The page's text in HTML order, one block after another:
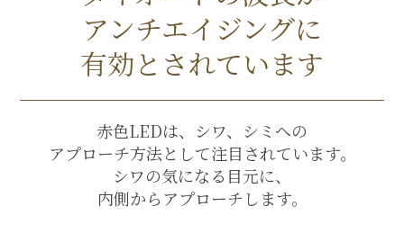
アンチエイジングに
有効とされています
赤色LEDは、シワ、シミへの
アプローチ方法として注目されています。
シワの気になる目元に、
内側からアプローチします。